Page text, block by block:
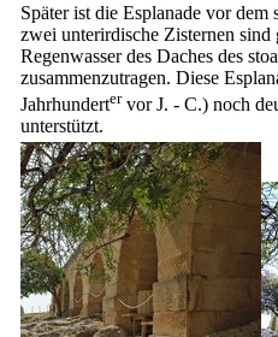
Später ist die Esplanade vor dem
zwei unterirdische Zisternen sind
Regenwasser des Daches des stoa
zusammenzutragen. Diese
Jahrhundertervor J. - C.) noch
unterstützt.